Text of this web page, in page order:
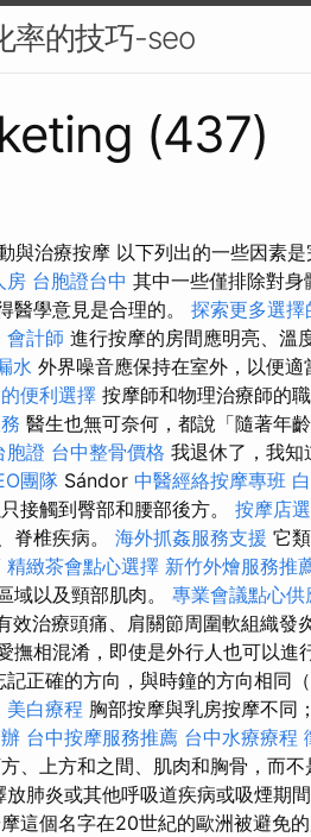
率的技巧-seo
(437)
治療按摩 以下列出的一些因素是
房 台胞證台中 其中一些僅排除對
醫學意見是合理的。 探索更多選擇
會計師 進行按摩的房間應明亮、溫
水 外界噪音應保持在室外，以便
便利選擇 按摩師和物理治療師的
醫生也無可奈何，都說「隨著年
胞證 台中整骨價格 我退休了，我
團隊 Sándor 中醫經絡按摩專班
接觸到臀部和腰部後方。 按摩店
脊椎疾病。 海外抓姦服務支援 它
精緻茶會點心選擇 新竹外燴服務推
以及頸部肌肉。 專業會議點心供
效治療頭痛、肩關節周圍軟組織發
撫相混淆，即使是外行人也可以進
正確的方向，與時鐘的方向相同
美白療程 胸部按摩與乳房按摩不同
台中按摩服務推薦 台中水療療程
、上方和之間、肌肉和胸骨，而
肺炎或其他呼吸道疾病或吸煙期
這個名字在20世紀的歐洲被避免